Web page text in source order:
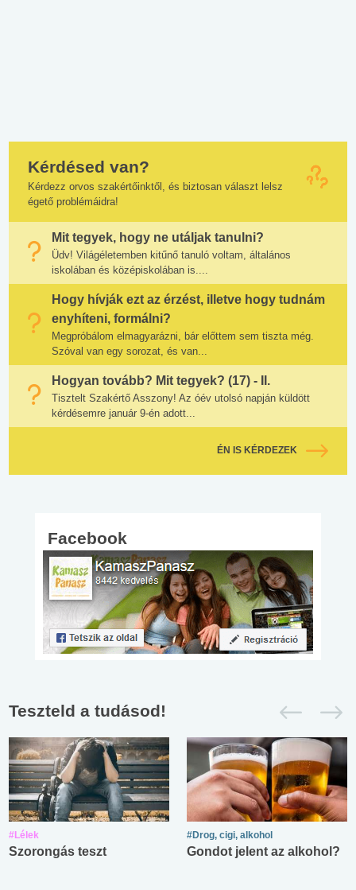
Kérdésed van?
Kérdezz orvos szakértőinktől, és biztosan választ lelsz
égető problémáidra!
Mit tegyek, hogy ne utáljak tanulni?
Üdv! Világéletemben kitűnő tanuló voltam, általános
iskolában és középiskolában is....
Hogy hívják ezt az érzést, illetve hogy tudnám
enyhíteni, formálni?
Megpróbálom elmagyarázni, bár előttem sem tiszta még.
Szóval van egy sorozat, és van...
Hogyan tovább? Mit tegyek? (17) - II.
Tisztelt Szakértő Asszony! Az óév utolsó napján küldött
kérdésemre január 9-én adott...
ÉN IS KÉRDEZEK
Facebook
Teszteld a tudásod!
#Lélek
Szorongás teszt
#Drog, cigi, alkohol
Gondot jelent az alkohol?